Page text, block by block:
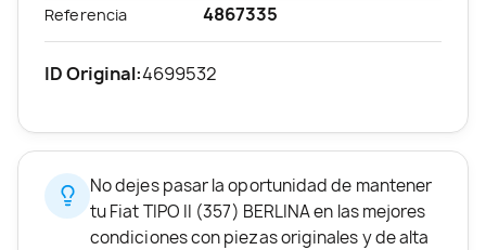
Referencia 4867335
ID Original:4699532
No dejes pasar la oportunidad de mantener
tu Fiat TIPO II (357) BERLINA en las mejores
condiciones con piezas originales y de alta